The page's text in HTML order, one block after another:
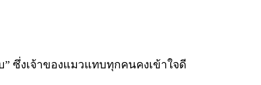
ซึ่งเจ้าของแมวแทบทุกคนคงเข้าใจดี